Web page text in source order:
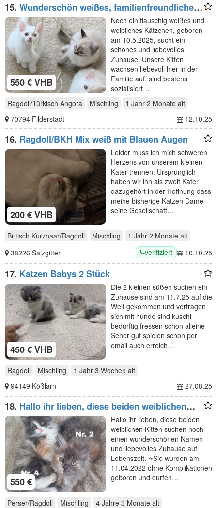
15. Wunderschön weißes, familienfreundliches
Kitten: Türkisch Angora - Ragdoll Neva
Masquarade Mix
550 € VHB
Noch ein flauschig weißes und
weibliches Kätzchen, geboren
am 10.5.2025, sucht ein
schönes und liebevolles
Zuhause. Unsere Kitten
wachsen liebevoll hier in der
Familie auf, sind bestens
sozialisiert…
Ragdoll/Türkisch Angora
Mischling 1 Jahr 2 Monate alt
70794 Filderstadt
12.10.25
16. Ragdoll/BKH Mix weiß mit Blauen Augen
200 € VHB
Leider muss ich mich schweren
Herzens von unserem kleinen
Kater trennen. Ursprünglich
haben wir ihn als zweit Kater
dazugehört in der Hoffnung dass
meine bisherige Katzen Dame
seine Gesellschaft…
Britisch Kurzhaar/Ragdoll Mischling 1 Jahr 2 Monate alt
38226 Salzgitter
verifiziert 10.10.25
17. Katzen Babys 2 Stück
450 € VHB
Die 2 kleinen süßen suchen ein
Zuhause sind am 11.7.25 auf die
Welt gekommen und vertragen
sich mit hunde sind kuschl
bedürftig fressen schon alleine
Seher gut spielen schon per
email auch erreich…
Ragdoll Mischling 1 Jahr 3 Wochen alt
94149 Kößlarn
27.08.25
18. Hallo ihr lieben, diese beiden weiblichen
Kitten suchen
550 €
Hallo ihr lieben, diese beiden
weiblichen Kitten suchen noch
einen wunderschönen Namen
und liebevolles Zuhause auf
Lebenszeit. ⭐️Sie wurden am
11.04.2022 ohne Komplikationen
geboren und dürfen…
Perser/Ragdoll Mischling 4 Jahre 3 Monate alt